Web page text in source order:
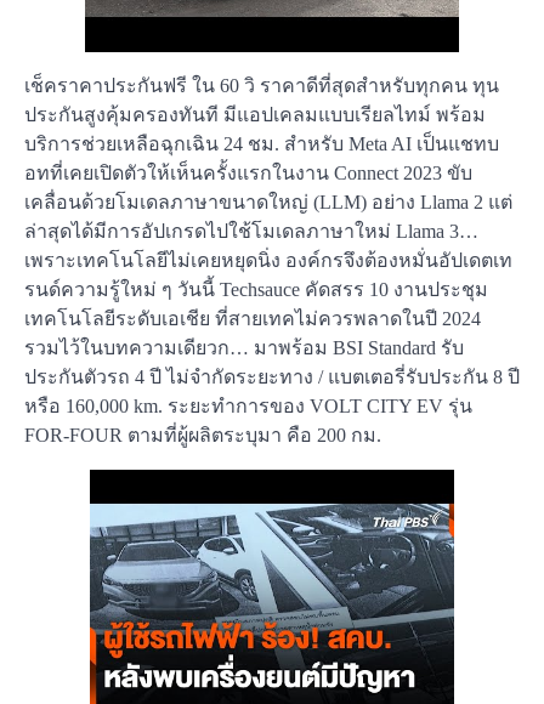
เช็คราคาประกันฟรี ใน 60 วิ ราคาดีที่สุดสำหรับทุกคน ทุน
ประกันสูงคุ้มครองทันที มีแอปเคลมแบบเรียลไทม์ พร้อม
บริการช่วยเหลือฉุกเฉิน 24 ชม. สำหรับ Meta AI เป็นแชทบ
อทที่เคยเปิดตัวให้เห็นครั้งแรกในงาน Connect 2023 ขับ
เคลื่อนด้วยโมเดลภาษาขนาดใหญ่ (LLM) อย่าง Llama 2 แต่
ล่าสุดได้มีการอัปเกรดไปใช้โมเดลภาษาใหม่ Llama 3…
เพราะเทคโนโลยีไม่เคยหยุดนิ่ง องค์กรจึงต้องหมั่นอัปเดตเท
รนด์ความรู้ใหม่ ๆ วันนี้ Techsauce คัดสรร 10 งานประชุม
เทคโนโลยีระดับเอเชีย ที่สายเทคไม่ควรพลาดในปี 2024
รวมไว้ในบทความเดียวก… มาพร้อม BSI Standard รับ
ประกันตัวรถ 4 ปี ไม่จำกัดระยะทาง / แบตเตอรี่รับประกัน 8 ปี
หรือ 160,000 km. ระยะทำการของ VOLT CITY EV รุ่น
FOR-FOUR ตามที่ผู้ผลิตระบุมา คือ 200 กม.